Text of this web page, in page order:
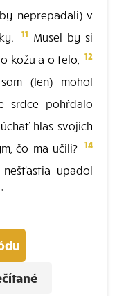
neprepadali) v
11 Musel by si
kožu a o telo,
12
(len) mohol
srdce pohŕdalo
hlas svojich
čo ma učili? 14
upadol